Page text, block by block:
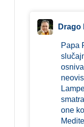
Drago
Papa
one